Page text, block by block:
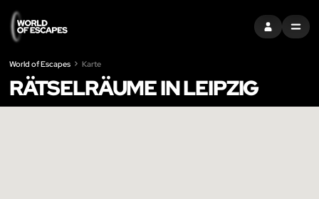
EINTRAGEN
MENU
World of Escapes Karte
RÄTSELRÄUME IN LEIPZIG